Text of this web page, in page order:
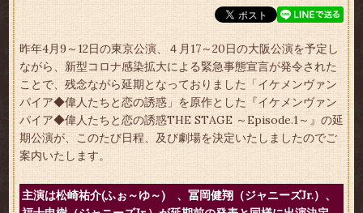
昨年4月9～12日の東京公演、４月17～20日の大阪公演を予定し
ながら、新型コロナ感染拡大による緊急事態宣言が発令された
ことで、残念ながら延期となっておりました「イケメンヴァン
パイア◆偉人たちと恋の誘惑」を原作とした『イケメンヴァン
パイア◆偉人たちと恋の誘惑THE STAGE ～Episode.1～』の延
期公演が、このたび日程、及び劇場を決定いたしましたのでご
案内いたします。
主演は松崎祐介(ふぉ～ゆ～) 、冨岡健翔（ジャニーズJr.）、